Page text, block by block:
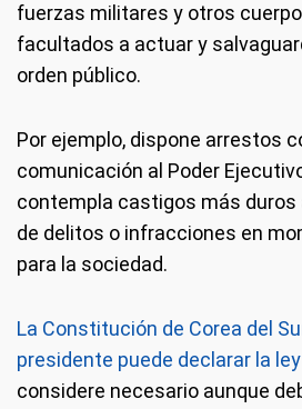
fuerzas militares y otros
facultados a actuar y
orden público.
Por ejemplo, dispone arrestos
comunicación al Poder
contempla castigos más
de delitos o infracciones en
para la sociedad.
La Constitución de Corea del
presidente puede declarar la
considere necesario aunque